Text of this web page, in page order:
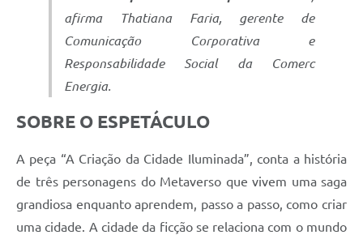
afirma Thatiana Faria, gerente de
Comunicação Corporativa e
Responsabilidade Social da Comerc
Energia.
SOBRE O ESPETÁCULO
A peça “A Criação da Cidade Iluminada”, conta a história
de três personagens do Metaverso que vivem uma saga
grandiosa enquanto aprendem, passo a passo, como criar
uma cidade. A cidade da ficção se relaciona com o mundo